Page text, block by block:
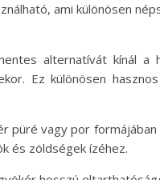
ami különösen
alternatívát kínál a
Ez különösen
vagy por
és zöldségek ízéhez.